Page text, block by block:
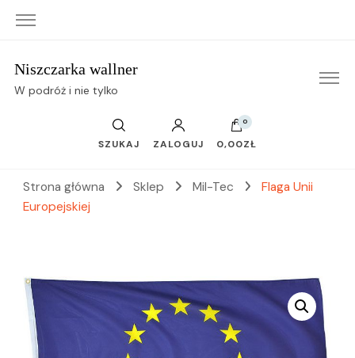
Niszczarka wallner
W podróż i nie tylko
SZUKAJ ZALOGUJ
0
0,00ZŁ
Strona główna Sklep Mil-Tec
Flaga Unii
Europejskiej